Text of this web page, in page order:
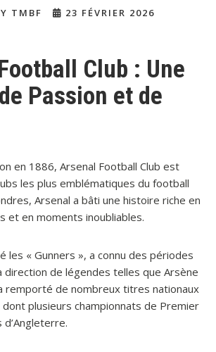
TMBF 23 FÉVRIER 2026
Club : Une
Passion et de
en 1886, Arsenal Football Club est
les plus emblématiques du football
Arsenal a bâti une histoire riche en
et en moments inoubliables.
les « Gunners », a connu des périodes
direction de légendes telles que Arsène
remporté de nombreux titres nationaux
plusieurs championnats de Premier